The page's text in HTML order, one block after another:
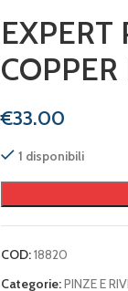
EXPERT
COPPER
€
1 disponibili
COD:18820
Categorie:PINZE E